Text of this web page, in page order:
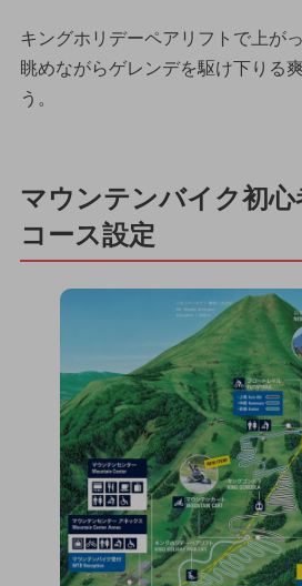
キングホリデーペアリフトで上が
眺めながらゲレンデを駆け下りる
う。
マウンテンバイク初
コース設定